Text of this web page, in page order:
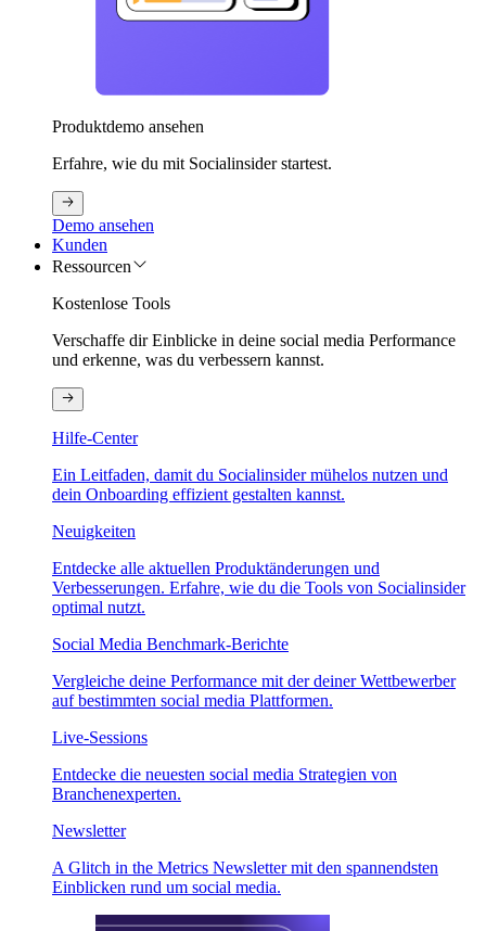
Produktdemo ansehen
Erfahre, wie du mit Socialinsider startest.
Demo ansehen
Kunden
Ressourcen
Kostenlose Tools
Verschaffe dir Einblicke in deine social media Performance
und erkenne, was du verbessern kannst.
Hilfe-Center
Ein Leitfaden, damit du Socialinsider mühelos nutzen und
dein Onboarding effizient gestalten kannst.
Neuigkeiten
Entdecke alle aktuellen Produktänderungen und
Verbesserungen. Erfahre, wie du die Tools von Socialinsider
optimal nutzt.
Social Media Benchmark-Berichte
Vergleiche deine Performance mit der deiner Wettbewerber
auf bestimmten social media Plattformen.
Live-Sessions
Entdecke die neuesten social media Strategien von
Branchenexperten.
Newsletter
A Glitch in the Metrics Newsletter mit den spannendsten
Einblicken rund um social media.